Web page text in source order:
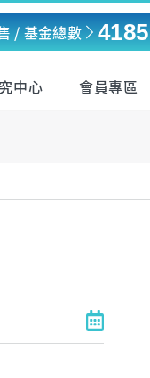
/ 基金總數 4185
中心 會員專區